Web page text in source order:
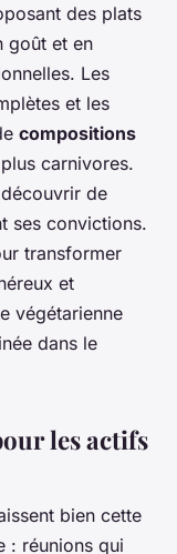
des plats
goût et en
Les
et les
compositions
carnivores.
de
ses convictions.
transformer
et
végétarienne
dans le
les actifs
bien cette
: réunions qui